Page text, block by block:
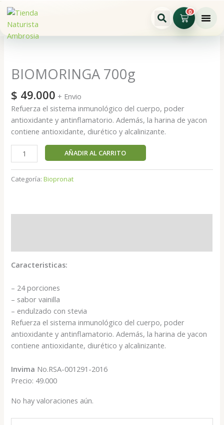
contenido
0
Cart
BIOMORINGA 700g
$ 49.000 + Envio
Refuerza el sistema inmunológico del cuerpo, poder
antioxidante y antinflamatorio. Además, la harina de yacon
contiene antioxidante, diurético y alcalinizante.
cantidad
AÑADIR AL CARRITO
Categoría:Biopronat
Caracteristicas:
– 24 porciones
– sabor vainilla
– endulzado con stevia
Refuerza el sistema inmunológico del cuerpo, poder
antioxidante y antinflamatorio. Además, la harina de yacon
contiene antioxidante, diurético y alcalinizante.
Invima No.RSA-001291-2016
Precio: 49.000
No hay valoraciones aún.